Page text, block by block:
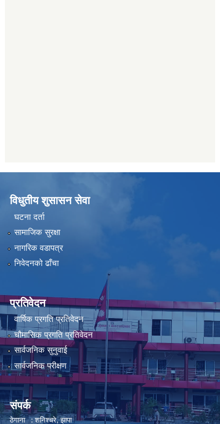
विधुतीय शुसासन सेवा
घटना दर्ता
सामाजिक सुरक्षा
नागरिक वडापत्र
निवेदनको ढाँचा
प्रतिवेदन
वार्षिक प्रगति प्रतिवेदन
चौमासिक प्रगति प्रतिवेदन
सार्वजनिक सुनुवाई
सार्वजनिक परीक्षण
संपर्क
ठेगाना : शनिश्चरे, झापा